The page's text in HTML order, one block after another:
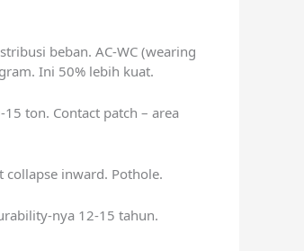
beban. AC-WC (wearing
Ini 50% lebih kuat.
ton. Contact patch – area
inward. Pothole.
nya 12-15 tahun.